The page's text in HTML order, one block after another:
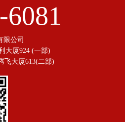
6081
限公司
大厦924 (一部)
飞大厦613(二部)